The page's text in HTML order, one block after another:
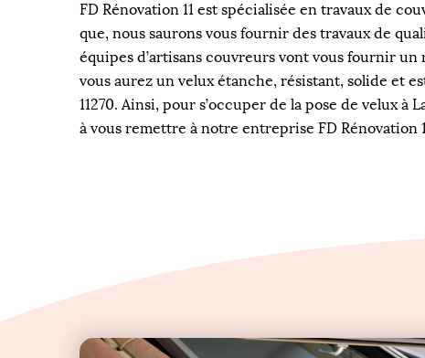
FD Rénovation 11 est spécialisée en travaux de
que, nous saurons vous fournir des travaux de
équipes d’artisans couvreurs vont vous fournir
vous aurez un velux étanche, résistant, solide et
11270. Ainsi, pour s’occuper de la pose de velux à
à vous remettre à notre entreprise FD Rénovation